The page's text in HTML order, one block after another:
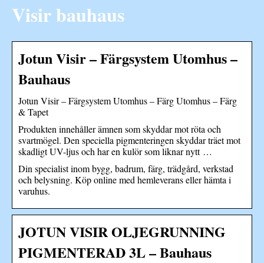
Visir bauhaus
Jotun Visir – Färgsystem Utomhus –
Bauhaus
Jotun Visir – Färgsystem Utomhus – Färg Utomhus – Färg
& Tapet
Produkten innehåller ämnen som skyddar mot röta och
svartmögel. Den speciella pigmenteringen skyddar träet mot
skadligt UV-ljus och har en kulör som liknar nytt …
Din specialist inom bygg, badrum, färg, trädgård, verkstad
och belysning. Köp online med hemleverans eller hämta i
varuhus.
JOTUN VISIR OLJEGRUNNING
PIGMENTERAD 3L – Bauhaus